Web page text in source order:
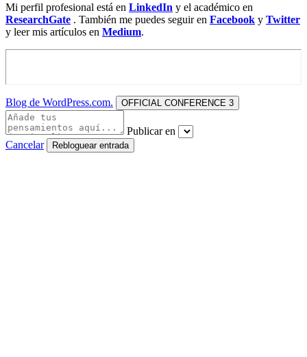
Mi perfil profesional está en LinkedIn y el académico en
ResearchGate . También me puedes seguir en Facebook y Twitter
y leer mis artículos en Medium.
Blog de WordPress.com. OFFICIAL CONFERENCE 3
Publicar en
Cancelar